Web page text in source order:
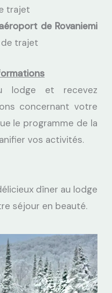
trajet
de Rovaniemi
de trajet
lodge et recevez
concernant votre
le programme de la
vos activités.
dîner au lodge
séjour en beauté.